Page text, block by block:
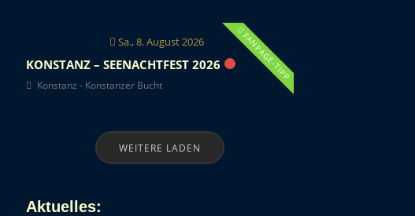
Sa., 8. August 2026 FANPAGE-TIPP
KONSTANZ – SEENACHTFEST 2026
Konstanz - Konstanzer Bucht
WEITERE LADEN
Aktuelles: